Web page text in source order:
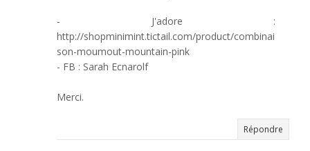
- J'adore :
http://shopminimint.tictail.com/product/combinai
son-moumout-mountain-pink
- FB : Sarah Ecnarolf
Merci.
Répondre